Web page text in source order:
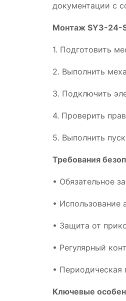
документации с
Монтаж SY3-24-
1. Подготовить
2. Выполнить
3. Подключить
4. Проверить
5. Выполнить
Требования
• Обязательное
• Использование
• Защита от
• Регулярный
• Периодическая
Ключевые